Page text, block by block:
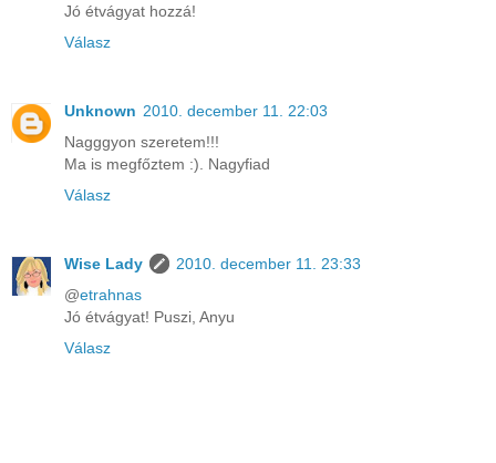
Jó étvágyat hozzá!
Válasz
Unknown 2010. december 11. 22:03
Nagggyon szeretem!!!
Ma is megfőztem :). Nagyfiad
Válasz
Wise Lady
2010. december 11. 23:33
@etrahnas
Jó étvágyat! Puszi, Anyu
Válasz